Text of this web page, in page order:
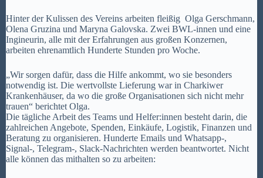
Hinter der Kulissen des Vereins arbeiten fleißig Olga Gerschmann,
Olena Gruzina und Maryna Galovska. Zwei BWL-innen und eine
Ingineurin, alle mit der Erfahrungen aus großen Konzernen,
arbeiten ehrenamtlich Hunderte Stunden pro Woche.
„Wir sorgen dafür, dass die Hilfe ankommt, wo sie besonders
notwendig ist. Die wertvollste Lieferung war in Charkiwer
Krankenhäuser, da wo die große Organisationen sich nicht mehr
trauen“ berichtet Olga.
Die tägliche Arbeit des Teams und Helfer:innen besteht darin, die
zahlreichen Angebote, Spenden, Einkäufe, Logistik, Finanzen und
Beratung zu organisieren. Hunderte Emails und Whatsapp-,
Signal-, Telegram-, Slack-Nachrichten werden beantwortet. Nicht
alle können das mithalten so zu arbeiten: